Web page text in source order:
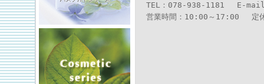
TEL：078-938-1181 E-
営業時間：10:00～17:00 定休